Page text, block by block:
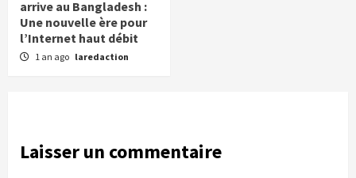
arrive au Bangladesh :
Une nouvelle ère pour
l’Internet haut débit
1 an ago laredaction
Laisser un commentaire